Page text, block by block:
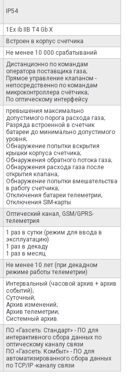
IP54
1Ex ib IIB T4 Gb X
Встроен в корпус счетчика
Не менее 10 000 срабатываний
Дистанционно по командам
оператора поставщика газа;
Прямое управление клапаном -
непосредственно по командам
микроконтроллера счётчика;
По оптическому интерфейсу
превышения максимально
допустимого порога расхода газа;
Разряда встроенной в счетчик
батареи до минимально допустимого
уровня;
Обнаружение попытки вскрытия
крышки корпуса счетчика;
Обнаружения обратного потока газа;
Обнаружения расхода газа после
открытия клапана;
Обнаружение попытки вмешательства
в работу счетчика;
Отключения батареи телеметрии;
Отключения SIM-карты.
Оптический канал, GSM/GPRS-
телеметрия
1 раз в сутки (режим для ввода в
эксплуатацию)
1 раз в декаду
1 раз в месяц
Не менее 10 лет (при декадном
режиме работы телеметрии)
Интервальный (часовой архив + архив
событий);
Суточный;
Архив изменений;
Архив телеметрии;
Системный архив.
ПО «Газсеть: Стандарт» - ПО для
интерактивного сбора данных по
оптическому каналу связи
ПО «Газсеть: Комбыт» - ПО для
автоматизированного сбора данных
по TCP/IP -каналу связи